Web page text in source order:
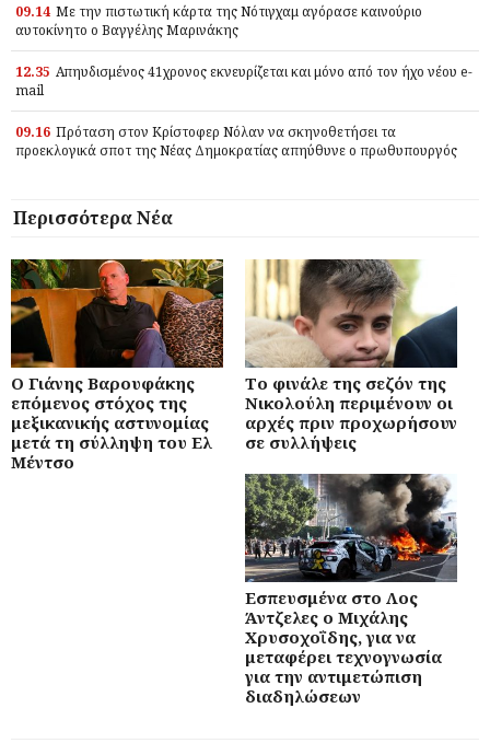
09.14 Με την πιστωτική κάρτα της Νότιγχαμ αγόρασε καινούριο
αυτοκίνητο ο Βαγγέλης Μαρινάκης
12.35 Απηυδισμένος 41χρονος εκνευρίζεται και μόνο από τον ήχο νέου e-
mail
09.16 Πρόταση στον Κρίστοφερ Νόλαν να σκηνοθετήσει τα
προεκλογικά σποτ της Νέας Δημοκρατίας απηύθυνε ο πρωθυπουργός
Περισσότερα Νέα
Ο Γιάνης Βαρουφάκης
επόμενος στόχος της
μεξικανικής αστυνομίας
μετά τη σύλληψη του Ελ
Μέντσο
Το φινάλε της σεζόν της
Νικολούλη περιμένουν οι
αρχές πριν προχωρήσουν
σε συλλήψεις
Εσπευσμένα στο Λος
Άντζελες ο Μιχάλης
Χρυσοχοΐδης, για να
μεταφέρει τεχνογνωσία
για την αντιμετώπιση
διαδηλώσεων